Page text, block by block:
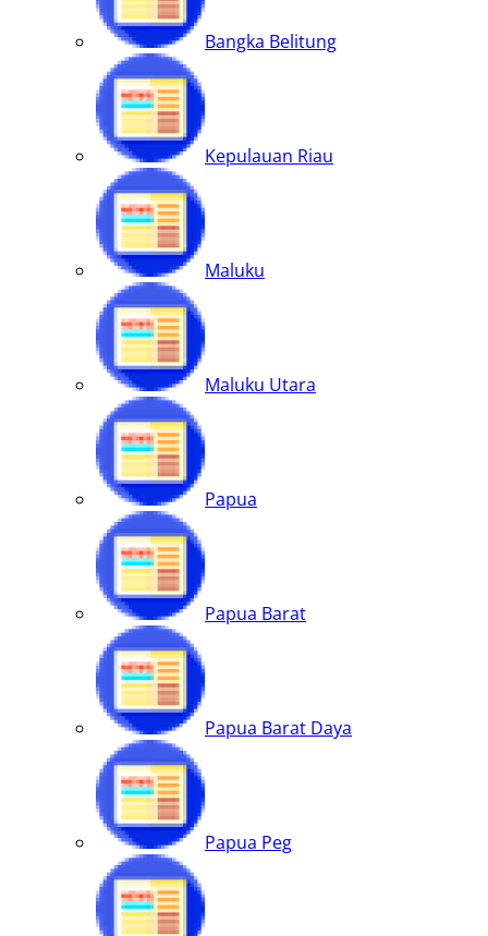
Bangka Belitung
Kepulauan Riau
Maluku
Maluku Utara
Papua
Papua Barat
Papua Barat Daya
Papua Peg